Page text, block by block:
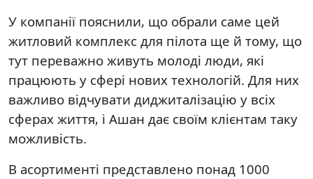
У компанії пояснили, що обрали саме цей
житловий комплекс для пілота ще й тому, що
тут переважно живуть молоді люди, які
працюють у сфері нових технологій. Для них
важливо відчувати диджиталізацію у всіх
сферах життя, і Ашан дає своїм клієнтам таку
можливість.
В асортименті представлено понад 1000